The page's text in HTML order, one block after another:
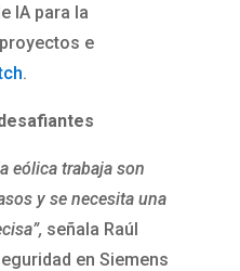
IA para la
e
.
eólica trabaja son
y se necesita una
señala Raúl
en Siemens